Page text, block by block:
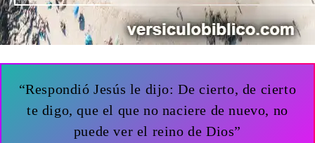
“Respondió Jesús le dijo: De cierto, de cierto
te digo, que el que no naciere de nuevo, no
puede ver el reino de Dios”